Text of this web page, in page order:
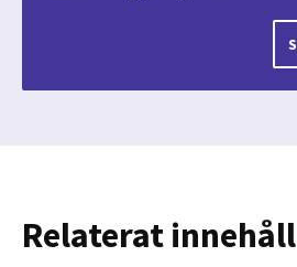
Relaterat innehåll